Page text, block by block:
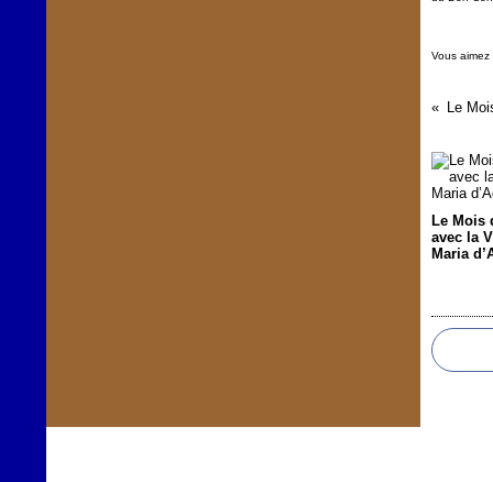
Vous aimez
Le Mois
avec la
Maria